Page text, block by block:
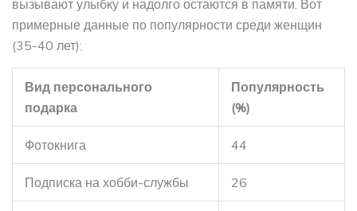
вызывают улыбку и надолго остаются в памяти. Вот
примерные данные по популярности среди женщин
(35-40 лет):
Вид персонального
подарка
Популярность
(%)
Фотокнига 44
Подписка на хобби-службы 26